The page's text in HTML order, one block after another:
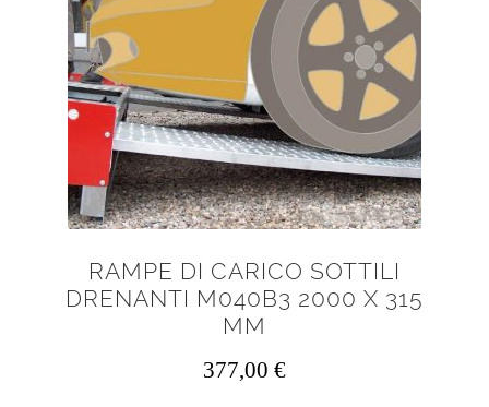
RAMPE DI CARICO SOTTILI
DRENANTI M040B3 2000 X 315
MM
377,00 €